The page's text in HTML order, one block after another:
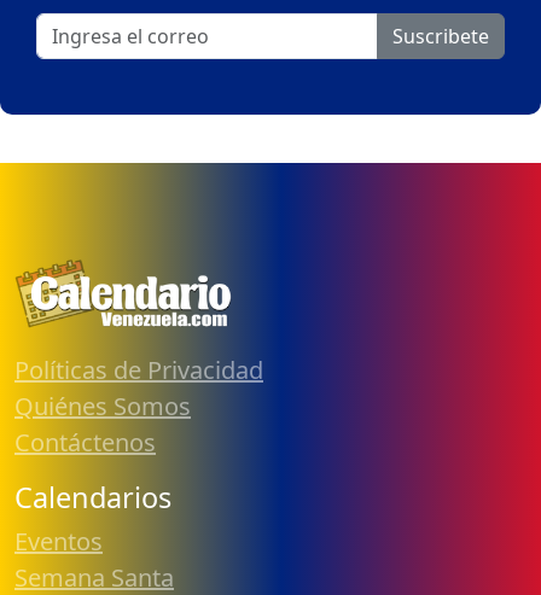
Suscribete
Políticas de Privacidad
Quiénes Somos
Contáctenos
Calendarios
Eventos
Semana Santa